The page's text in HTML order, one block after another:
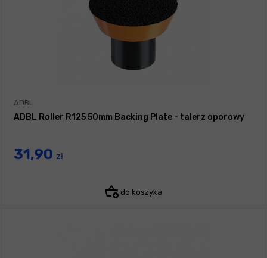
ADBL
ADBL Roller R125 50mm Backing Plate - talerz oporowy
31,90 zł
do koszyka